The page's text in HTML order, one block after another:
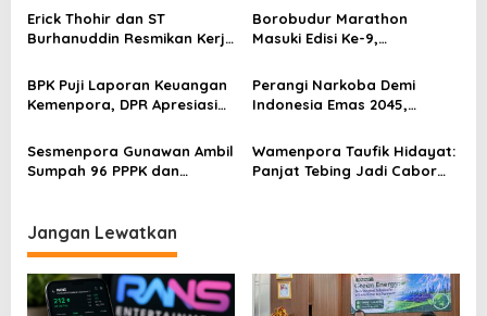
o
2025 untuk Ekonomi
Nasional
Erick Thohir dan ST
Burhanuddin Resmikan Kerja
Program Pemuda dan
Olahraga
Borobudur Marathon
Masuki Edisi Ke-9,
Kolaborasi
BPK Puji Laporan Keuangan
Kemenpora, DPR Apresiasi
Perangi Narkoba Demi
Indonesia Emas 2045,
Sesmenpora Gunawan Ambil
Sumpah 96 PPPK dan
Wamenpora Taufik Hidayat:
Panjat Tebing Jadi Cabor
Jangan Lewatkan